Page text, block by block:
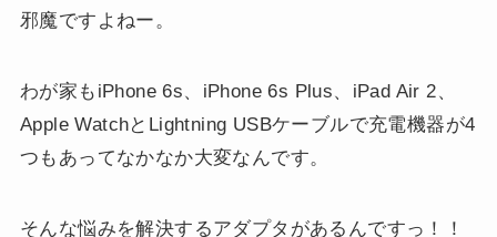
邪魔ですよねー。
わが家もiPhone 6s、iPhone 6s Plus、iPad Air 2、
Apple WatchとLightning USBケーブルで充電機器が4
つもあってなかなか大変なんです。
そんな悩みを解決するアダプタがあるんですっ！！